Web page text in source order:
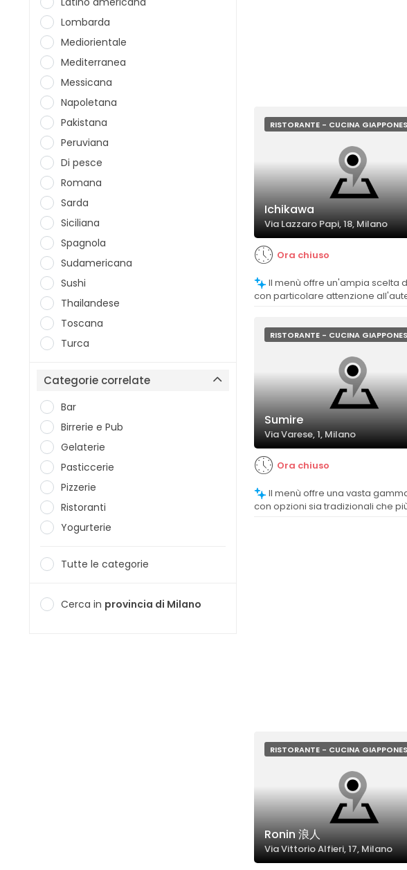
Lombarda
Mediorientale
Mediterranea
Messicana
Napoletana
Pakistana
Peruviana
Di pesce
Romana
Sarda
Siciliana
Spagnola
Sudamericana
Sushi
Thailandese
Toscana
Turca
Categorie correlate
Bar
Birrerie e Pub
Gelaterie
Pasticcerie
Pizzerie
Ristoranti
Yogurterie
Tutte le categorie
Cerca in provincia di Milano
RISTORANTE - CUCINA
Ichikawa
Via Lazzaro Papi, 18, Milano
Ora chiuso
con particolare attenzione
RISTORANTE - CUCINA
Sumire
Via Varese, 1, Milano
Ora chiuso
con opzioni sia tradizionali che
RISTORANTE - CUCINA
Ronin 浪人
Via Vittorio Alfieri, 17, Milano